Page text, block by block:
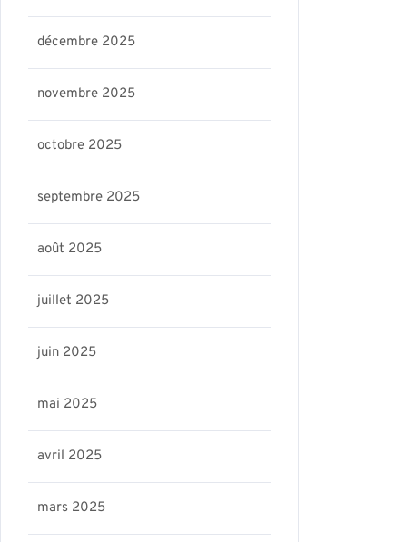
décembre 2025
novembre 2025
octobre 2025
septembre 2025
août 2025
juillet 2025
juin 2025
mai 2025
avril 2025
mars 2025